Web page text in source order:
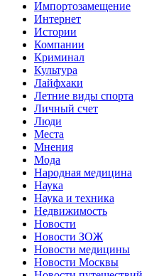
Импортозамещение
Интернет
Истории
Компании
Криминал
Культура
Лайфхаки
Летние виды спорта
Личный счет
Люди
Места
Мнения
Мода
Народная медицина
Наука
Наука и техника
Недвижимость
Новости
Новости ЗОЖ
Новости медицины
Новости Москвы